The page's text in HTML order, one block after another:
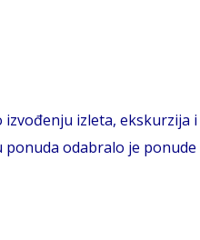
izleta, ekskurzija
ponuda odabralo je ponude